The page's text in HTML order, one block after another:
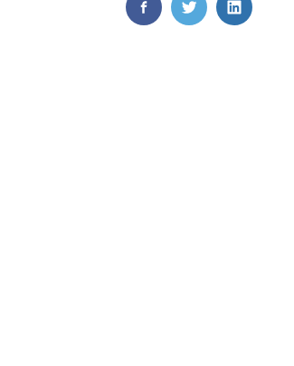
FaceBook
TwitterLinkedIn